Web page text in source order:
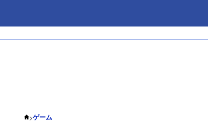
>ゲーム